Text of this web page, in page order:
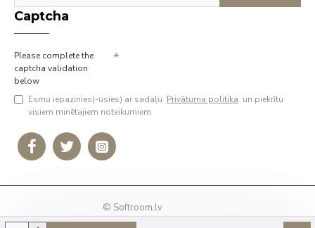
Captcha
Please complete the
captcha validation
below
Esmu iepazinies(-usies) ar sadaļu Privātuma politika un piekrītu
visiem minētajiem noteikumiem
© Softroom.lv
Tālrunis: +37127009636